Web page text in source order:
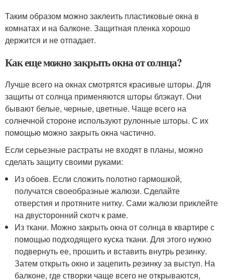
Таким образом можно заклеить пластиковые окна в
комнатах и на балконе. Защитная пленка хорошо
держится и не отпадает.
Как еще можно закрыть окна от солнца?
Лучше всего на окнах смотрятся красивые шторы. Для
защиты от солнца применяются шторы блэкаут. Они
бывают белые, черные, цветные. Чаще всего на
солнечной стороне используют рулонные шторы. С их
помощью можно закрыть окна частично.
Если серьезные растраты не входят в планы, можно
сделать защиту своими руками:
Из обоев. Если сложить полотно гармошкой,
получатся своеобразные жалюзи. Сделайте
отверстия и протяните нитку. Сами жалюзи приклейте
на двусторонний скотч к раме.
Из ткани. Можно закрыть окна от солнца в квартире с
помощью подходящего куска ткани. Для этого нужно
подвернуть ее, прошить и вставить внутрь резинку.
Затем открыть окно и зацепить резинку за выступ. На
балконе, где створки чаще всего не открываются,